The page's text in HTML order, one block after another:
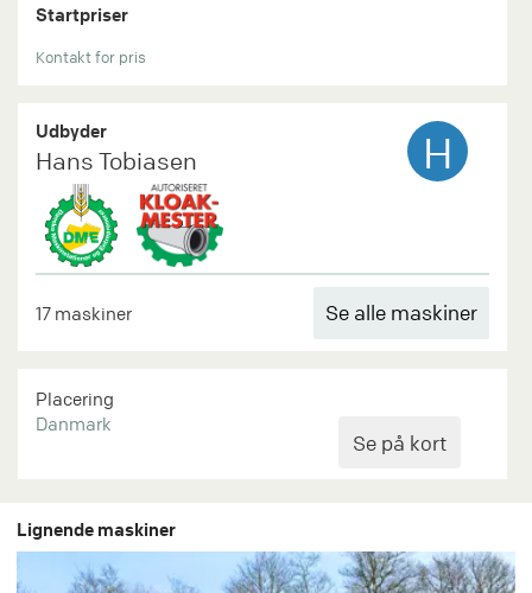
Startpriser
Kontakt for pris
Udbyder
Hans Tobiasen H
17 maskiner Se alle maskiner
Placering
Danmark
Lignende maskiner